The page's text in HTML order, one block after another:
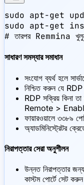
sudo apt-get
sudo apt-get
# তারপর Remmina
সাধারণ সমস্যার সমাধান
সংযোগ ব্যর্থ হলে
নিশ্চিত করুন যে
RDP সক্রিয় কিনা
Remote >
ফায়ারওয়ালে ৩৩৮৯
অ্যাডমিনিস্ট্রেটর
নিরাপত্তার সেরা অনুশীলন
উন্নত নিরাপত্তার
কাস্টম পোর্টে সেট করুন